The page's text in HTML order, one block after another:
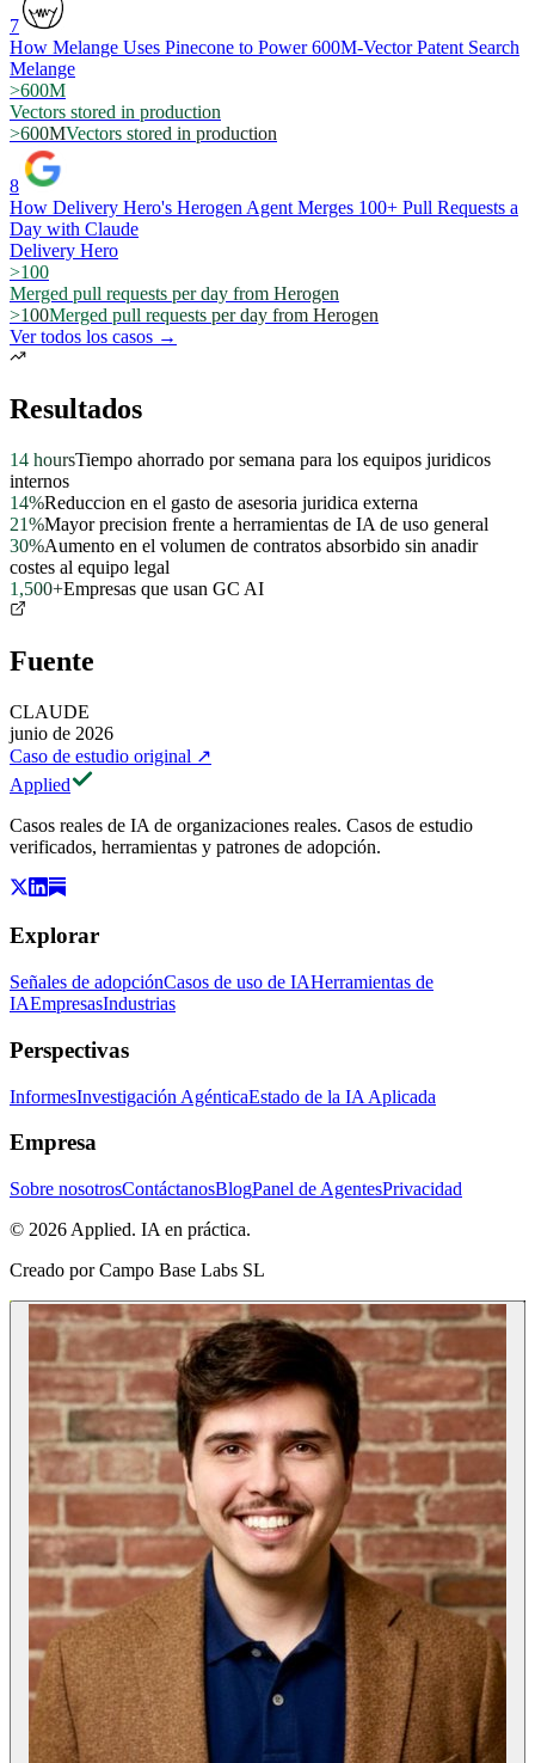
7
How Melange Uses Pinecone to Power 600M-Vector Patent Search
Melange
>600M
Vectors stored in production
>600MVectors stored in production
8
How Delivery Hero's Herogen Agent Merges 100+ Pull Requests a
Day with Claude
Delivery Hero
>100
Merged pull requests per day from Herogen
>100Merged pull requests per day from Herogen
Ver todos los casos →
Resultados
14 hoursTiempo ahorrado por semana para los equipos juridicos
internos
14%Reduccion en el gasto de asesoria juridica externa
21%Mayor precision frente a herramientas de IA de uso general
30%Aumento en el volumen de contratos absorbido sin anadir
costes al equipo legal
1,500+Empresas que usan GC AI
Fuente
CLAUDE
junio de 2026
Caso de estudio original ↗
Applied
Casos reales de IA de organizaciones reales. Casos de estudio
verificados, herramientas y patrones de adopción.
Explorar
Señales de adopciónCasos de uso de IAHerramientas de
IAEmpresasIndustrias
Perspectivas
InformesInvestigación AgénticaEstado de la IA Aplicada
Empresa
Sobre nosotrosContáctanosBlogPanel de AgentesPrivacidad
© 2026 Applied. IA en práctica.
Creado por Campo Base Labs SL